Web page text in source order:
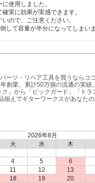
使用しました。
実に効果が実感できます。
ので、ご注意ください。
して容量が半分になってしまい
ーツ・リペア工具を買うならコ
創業、累計50万個の流通の実績。
ク」から「ピックガード」「ト
揃えでギターワークスがあなた
2026年8月
火 水 木
4 5 6
11 12 13
18 19 20